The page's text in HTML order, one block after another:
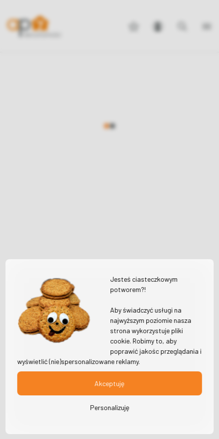
Jesteś ciasteczkowym
potworem?!
Aby świadczyć usługi na
najwyższym poziomie nasza
strona wykorzystuje pliki
cookie. Robimy to, aby
poprawić jakośc przeglądania i
wyświetlić (nie)spersonalizowane reklamy.
Akceptuję
Personalizuję